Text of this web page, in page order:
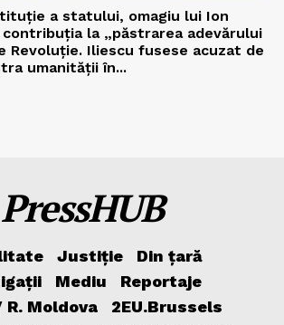
a statului, omagiu lui Ion
la „păstrarea adevărului
Revoluție. Iliescu fusese acuzat de
umanității în...
PressHUB
Justiție
Din țară
Mediu
Reportaje
Moldova
2EU.Brussels